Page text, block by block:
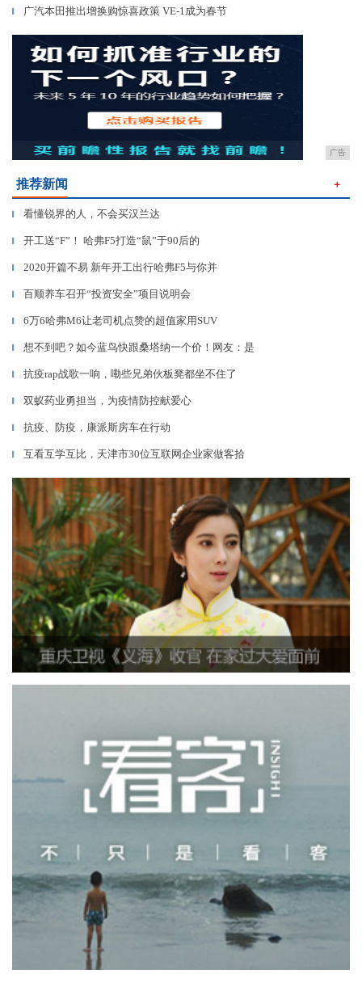
▎ 广汽本田推出增换购惊喜政策 VE-1成为春节
广告
推荐新闻 ＋
▎ 看懂锐界的人，不会买汉兰达
▎ 开工送“F”！ 哈弗F5打造“鼠”于90后的
▎ 2020开篇不易 新年开工出行哈弗F5与你并
▎ 百顺养车召开“投资安全”项目说明会
▎ 6万6哈弗M6让老司机点赞的超值家用SUV
▎ 想不到吧？如今蓝鸟快跟桑塔纳一个价！网友：是
▎ 抗疫rap战歌一响，嘞些兄弟伙板凳都坐不住了
▎ 双蚁药业勇担当，为疫情防控献爱心
▎ 抗疫、防疫，康派斯房车在行动
▎ 互看互学互比，天津市30位互联网企业家做客拾